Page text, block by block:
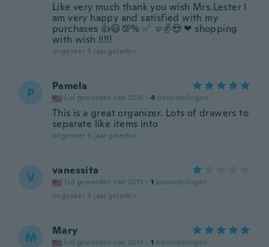
Like very much thank you wish Mrs.Lester I
am very happy and satisfied with my
purchases 👍😃💯% ✅ 🤛✌😍 ❤ shopping
with wish !!!!!
ongeveer 5 jaar geleden
P Pamela
Lid geworden van 2016 · 4 beoordelingen
This is a great organizer. Lots of drawers to
separate like items into
ongeveer 5 jaar geleden
V vanessita
Lid geworden van 2015 · 1 beoordelingen
ongeveer 5 jaar geleden
M Mary
Lid geworden van 2014 · 1 beoordelingen